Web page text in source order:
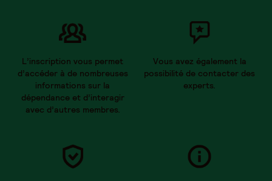
L’inscription vous permet
d’accéder à de nombreuses
informations sur la
dépendance et d’interagir
avec d’autres membres.
Vous avez également la
possibilité de contacter des
experts.